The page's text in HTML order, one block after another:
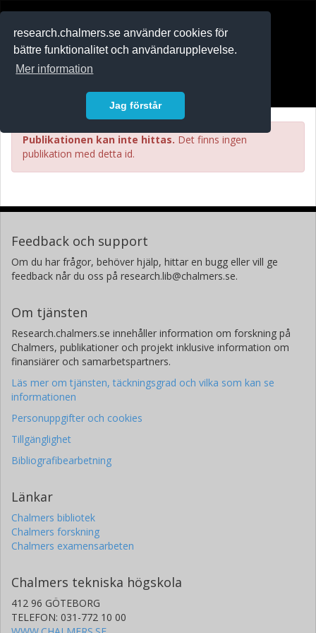
research.chalmers.se använder cookies för
bättre funktionalitet och användarupplevelse.
Mer information
Jag förstår
Publikationen kan inte hittas. Det finns ingen
publikation med detta id.
Feedback och support
Om du har frågor, behöver hjälp, hittar en bugg eller vill ge
feedback når du oss på research.lib@chalmers.se.
Om tjänsten
Research.chalmers.se innehåller information om forskning på
Chalmers, publikationer och projekt inklusive information om
finansiärer och samarbetspartners.
Läs mer om tjänsten, täckningsgrad och vilka som kan se
informationen
Personuppgifter och cookies
Tillgänglighet
Bibliografibearbetning
Länkar
Chalmers bibliotek
Chalmers forskning
Chalmers examensarbeten
Chalmers tekniska högskola
412 96 GÖTEBORG
TELEFON: 031-772 10 00